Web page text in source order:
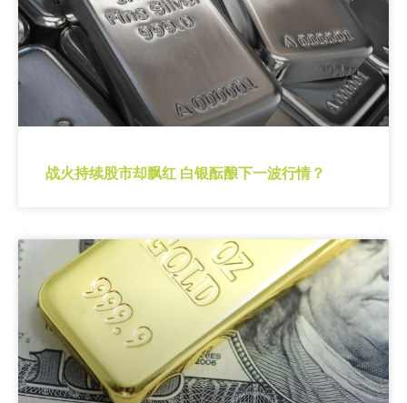
战火持续股市却飘红 白银酝酿下一波行情？